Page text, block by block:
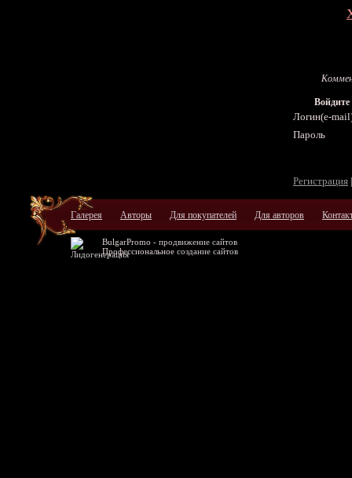
Логин(e-
Пароль
Регистрация
Галерея Авторы Для покупателей Для авторов
BulgarPromo - продвижение сайтов
Профессиональное создание сайтов